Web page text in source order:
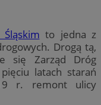
Śląskim to jedna z
Drogą tą,
się Zarząd Dróg
latach starań
r. remont ulicy